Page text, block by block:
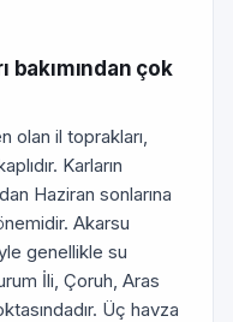
bakımından çok
olan il toprakları,
Karların
Haziran sonlarına
Akarsu
genellikle su
İli, Çoruh, Aras
Üç havza